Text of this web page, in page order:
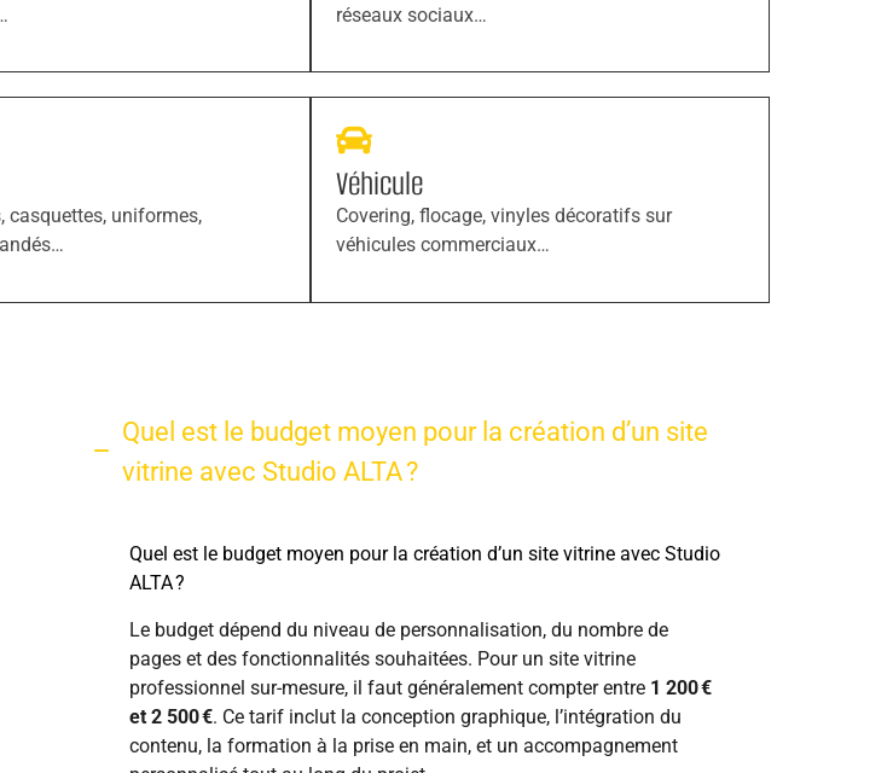
réseaux sociaux…
casquettes, uniformes,
Véhicule
Covering, flocage, vinyles décoratifs sur
véhicules commerciaux…
Quel est le budget moyen pour la création d’un site
vitrine avec Studio ALTA ?
Quel est le budget moyen pour la création d’un site vitrine avec Studio
ALTA ?
Le budget dépend du niveau de personnalisation, du nombre de
pages et des fonctionnalités souhaitées. Pour un site vitrine
professionnel sur-mesure, il faut généralement compter entre 1 200 €
et 2 500 €. Ce tarif inclut la conception graphique, l’intégration du
contenu, la formation à la prise en main, et un accompagnement